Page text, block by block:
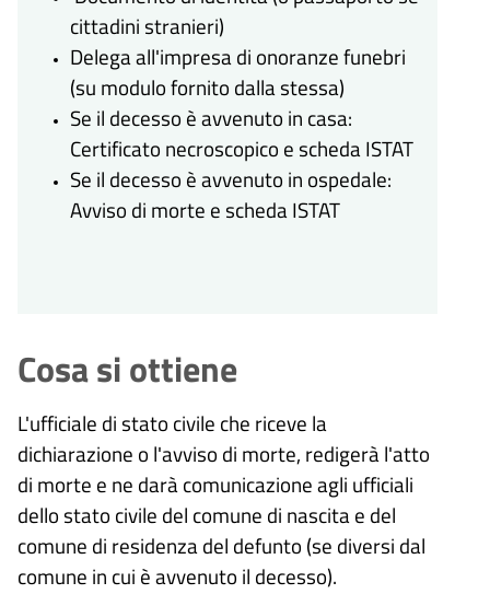
cittadini stranieri)
Delega all'impresa di onoranze funebri
(su modulo fornito dalla stessa)
Se il decesso è avvenuto in casa:
Certificato necroscopico e scheda ISTAT
Se il decesso è avvenuto in ospedale:
Avviso di morte e scheda ISTAT
Cosa si ottiene
L'ufficiale di stato civile che riceve la
dichiarazione o l'avviso di morte, redigerà l'atto
di morte e ne darà comunicazione agli ufficiali
dello stato civile del comune di nascita e del
comune di residenza del defunto (se diversi dal
comune in cui è avvenuto il decesso).